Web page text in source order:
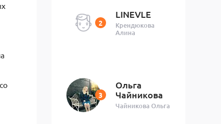
LINEVLE
Крендюкова
Алина
Ольга
Чайникова
Чайникова Ольга